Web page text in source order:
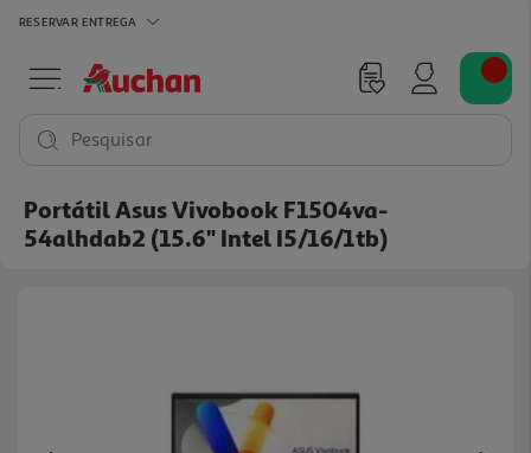
RESERVAR ENTREGA
Pesquisar
Portátil Asus Vivobook F1504va-
54alhdab2 (15.6" Intel I5/16/1tb)